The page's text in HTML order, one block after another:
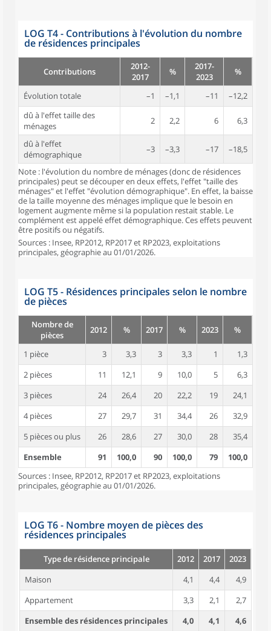
LOG T4 - Contributions à l'évolution du nombre
de résidences principales
Contributions
2012-
2017
%
2017-
2023
%
Évolution totale –1 –1,1 –11
–12,2
dû à l'effet taille des
ménages
2 2,2 6 6,3
dû à l'effet
démographique
–3 –3,3 –17 –18,5
Note : l'évolution du nombre de ménages (donc de résidences
principales) peut se découper en deux effets, l'effet "taille des
ménages" et l'effet "évolution démographique". En effet, la baisse
de la taille moyenne des ménages implique que le besoin en
logement augmente même si la population restait stable. Le
complément est appelé effet démographique. Ces effets peuvent
être positifs ou négatifs.
Sources : Insee, RP2012, RP2017 et RP2023, exploitations
principales, géographie au 01/01/2026.
LOG T5 - Résidences principales selon le nombre
de pièces
Nombre de
pièces
2012 % 2017 % 2023 %
1 pièce 3 3,3 3 3,3 1
1,3
2 pièces
11 12,1 9 10,0 5
6,3
3 pièces
24 26,4 20 22,2 19
24,1
4 pièces
27 29,7 31 34,4 26
32,9
5 pièces ou plus
26 28,6 27 30,0 28
35,4
Ensemble
91 100,0 90 100,0 79
100,0
Sources : Insee, RP2012, RP2017 et RP2023, exploitations
principales, géographie au 01/01/2026.
LOG T6 - Nombre moyen de pièces des
résidences principales
Type de résidence principale 2012 2017
2023
Maison
4,1 4,4
4,9
Appartement
3,3 2,1
2,7
Ensemble des résidences principales
4,0 4,1
4,6